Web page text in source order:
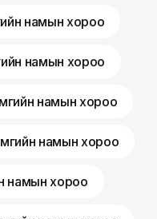
намын хороо
намын хороо
намын хороо
намын хороо
намын хороо